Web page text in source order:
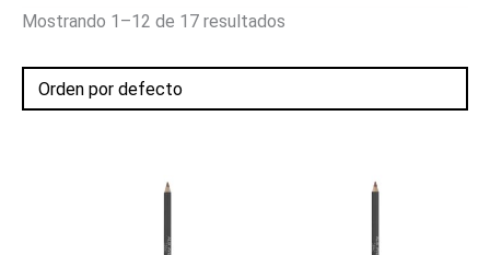
Mostrando 1–12 de 17 resultados